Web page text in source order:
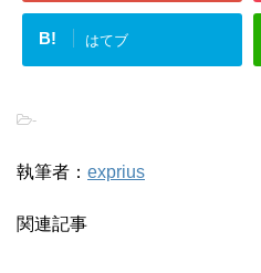
B! はてブ
-
執筆者： exprius
関連記事